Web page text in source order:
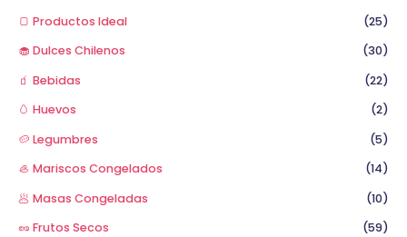
🍞 Productos Ideal
(25)
🧁 Dulces Chilenos
(30)
🧃 Bebidas
(22)
🥚 Huevos
(2)
🥔 Legumbres
(5)
🦪 Mariscos Congelados
(14)
🥟 Masas Congeladas
(10)
🥜 Frutos Secos
(59)